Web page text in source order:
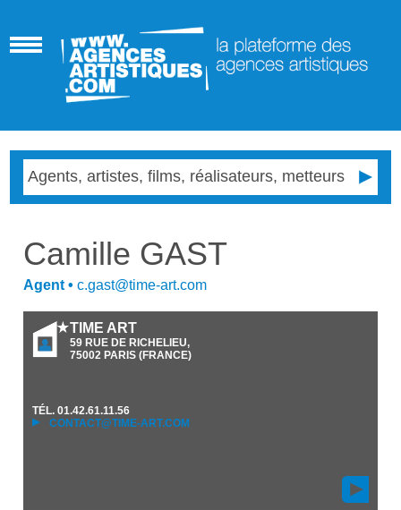
Camille GAST
Agent •c.gast@time-art.com
TIME ART
59 RUE DE RICHELIEU,
75002 PARIS (FRANCE)
TÉL.01.42.61.11.56
CONTACT@TIME-ART.COM